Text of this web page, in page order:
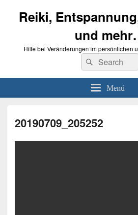
Reiki,
und
Hilfe bei Veränderungen im persönlichen
Suche
nach:
Suchen
Menü
20190709_205252